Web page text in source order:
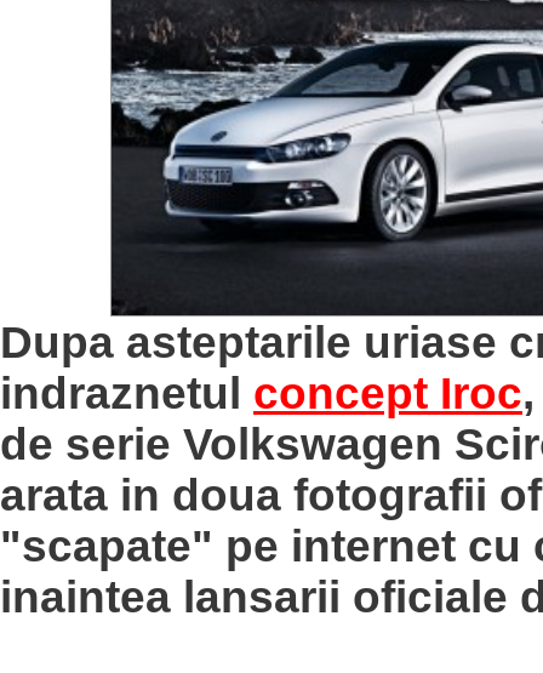
Dupa asteptarile uriase
indraznetul concept Iroc
de serie Volkswagen
arata in doua fotografii
"scapate" pe internet cu
inaintea lansarii oficiale